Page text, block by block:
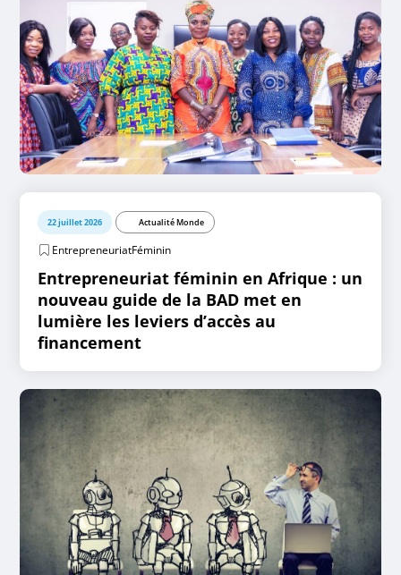
22 juillet 2026 Actualité Monde
EntrepreneuriatFéminin
Entrepreneuriat féminin en Afrique : un
nouveau guide de la BAD met en
lumière les leviers d’accès au
financement